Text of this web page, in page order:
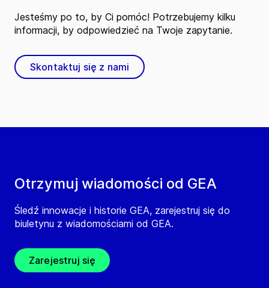
Otrzymuj wiadomości od GEA
Śledź innowacje i historie GEA, zarejestruj się do
biuletynu z wiadomościami od GEA.
Zarejestruj się
Jesteśmy po to, by Ci pomóc! Potrzebujemy kilku
informacji, by odpowiedzieć na Twoje zapytanie.
Skontaktuj się z nami